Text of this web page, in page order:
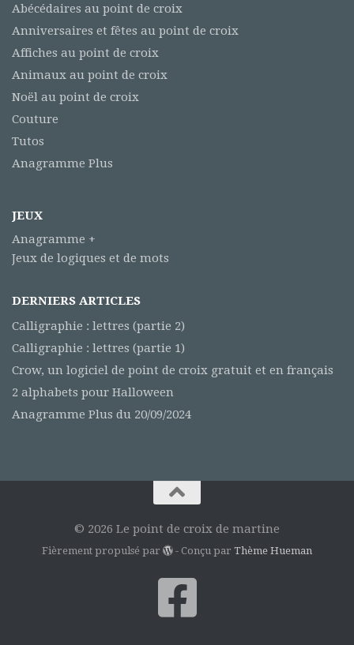
Abécédaires au point de croix
Anniversaires et fêtes au point de croix
Affiches au point de croix
Animaux au point de croix
Noël au point de croix
Couture
Tutos
Anagramme Plus
JEUX
Anagramme +
Jeux de logiques et de mots
DERNIERS ARTICLES
Calligraphie : lettres (partie 2)
Calligraphie : lettres (partie 1)
Crow, un logiciel de point de croix gratuit et en français
2 alphabets pour Halloween
Anagramme Plus du 20/09/2024
© 2026 Le point de croix de martine
Fièrement propulsé par - Conçu parThème Hueman